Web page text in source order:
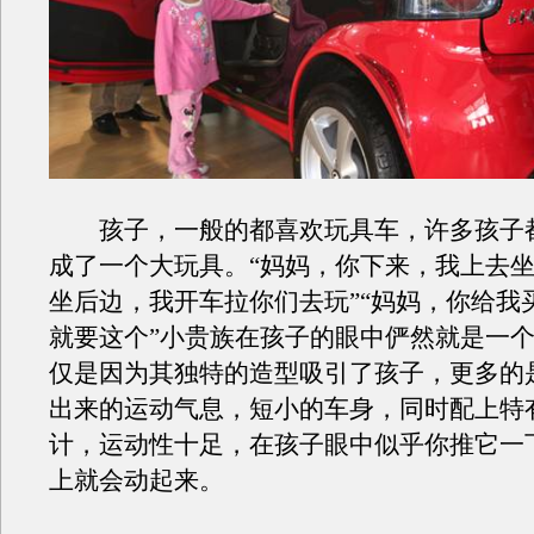
孩子，一般的都喜欢玩具车，许多孩子
成了一个大玩具。“妈妈，你下来，我上去
坐后边，我开车拉你们去玩”“妈妈，你给我
就要这个”小贵族在孩子的眼中俨然就是一
仅是因为其独特的造型吸引了孩子，更多的
出来的运动气息，短小的车身，同时配上特
计，运动性十足，在孩子眼中似乎你推它一
上就会动起来。